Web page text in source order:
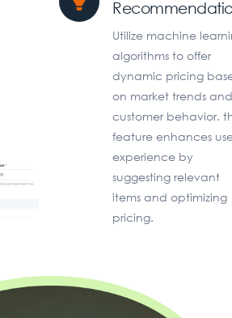
Utilize machine
algorithms to offer
dynamic pricing
on market trends and
customer behavior.
feature enhances
experience by
suggesting relevant
items and optimizing
pricing.